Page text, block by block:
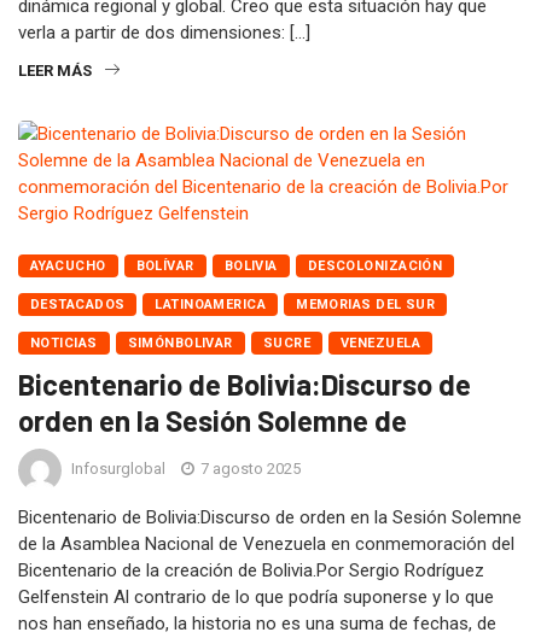
dinámica regional y global. Creo que esta situación hay que
verla a partir de dos dimensiones: […]
LEER MÁS
AYACUCHO BOLÍVAR BOLIVIA DESCOLONIZACIÓN
DESTACADOS LATINOAMERICA MEMORIAS DEL SUR
NOTICIAS SIMÓNBOLIVAR SUCRE VENEZUELA
Bicentenario de Bolivia:Discurso de
orden en la Sesión Solemne de
Infosurglobal 7 agosto 2025
Bicentenario de Bolivia:Discurso de orden en la Sesión Solemne
de la Asamblea Nacional de Venezuela en conmemoración del
Bicentenario de la creación de Bolivia.Por Sergio Rodríguez
Gelfenstein Al contrario de lo que podría suponerse y lo que
nos han enseñado, la historia no es una suma de fechas, de